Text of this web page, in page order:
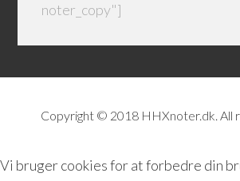
noter_copy"]
Copyright © 2018 HHXnoter.dk. All
Vi bruger cookies for at forbedre din